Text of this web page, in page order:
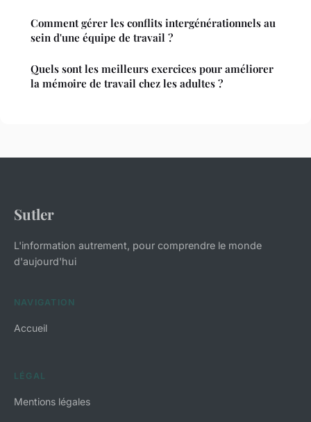
Comment gérer les conflits intergénérationnels au
sein d'une équipe de travail ?
Quels sont les meilleurs exercices pour améliorer
la mémoire de travail chez les adultes ?
Sutler
L'information autrement, pour comprendre le monde
d'aujourd'hui
NAVIGATION
Accueil
LÉGAL
Mentions légales